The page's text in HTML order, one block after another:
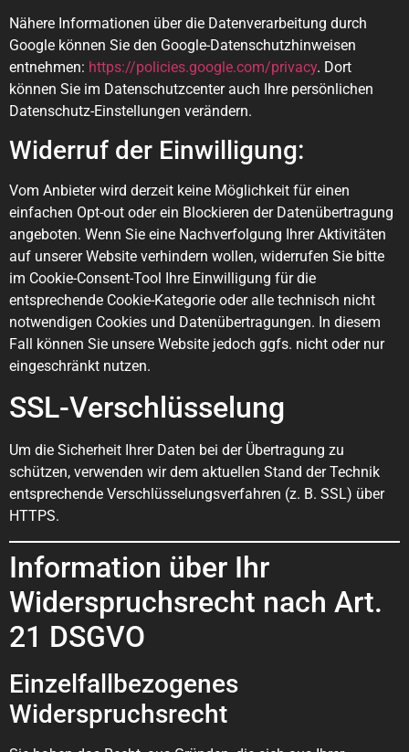
Nähere Informationen über die Datenverarbeitung durch
Google können Sie den Google-Datenschutzhinweisen
entnehmen: https://policies.google.com/privacy. Dort
können Sie im Datenschutzcenter auch Ihre persönlichen
Datenschutz-Einstellungen verändern.
Widerruf der Einwilligung:
Vom Anbieter wird derzeit keine Möglichkeit für einen
einfachen Opt-out oder ein Blockieren der Datenübertragung
angeboten. Wenn Sie eine Nachverfolgung Ihrer Aktivitäten
auf unserer Website verhindern wollen, widerrufen Sie bitte
im Cookie-Consent-Tool Ihre Einwilligung für die
entsprechende Cookie-Kategorie oder alle technisch nicht
notwendigen Cookies und Datenübertragungen. In diesem
Fall können Sie unsere Website jedoch ggfs. nicht oder nur
eingeschränkt nutzen.
SSL-Verschlüsselung
Um die Sicherheit Ihrer Daten bei der Übertragung zu
schützen, verwenden wir dem aktuellen Stand der Technik
entsprechende Verschlüsselungsverfahren (z. B. SSL) über
HTTPS.
Information über Ihr
Widerspruchsrecht nach Art.
21 DSGVO
Einzelfallbezogenes
Widerspruchsrecht